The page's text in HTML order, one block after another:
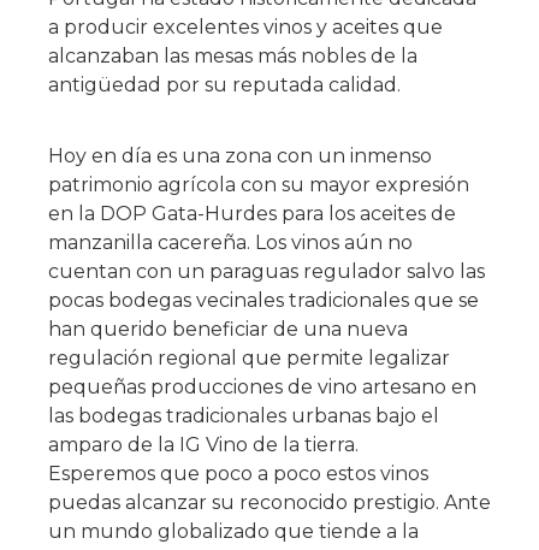
a producir excelentes vinos y aceites que
alcanzaban las mesas más nobles de la
antigüedad por su reputada calidad.
Hoy en día es una zona con un inmenso
patrimonio agrícola con su mayor expresión
en la DOP Gata-Hurdes para los aceites de
manzanilla cacereña. Los vinos aún no
cuentan con un paraguas regulador salvo las
pocas bodegas vecinales tradicionales que se
han querido beneficiar de una nueva
regulación regional que permite legalizar
pequeñas producciones de vino artesano en
las bodegas tradicionales urbanas bajo el
amparo de la IG Vino de la tierra.
Esperemos que poco a poco estos vinos
puedas alcanzar su reconocido prestigio. Ante
un mundo globalizado que tiende a la